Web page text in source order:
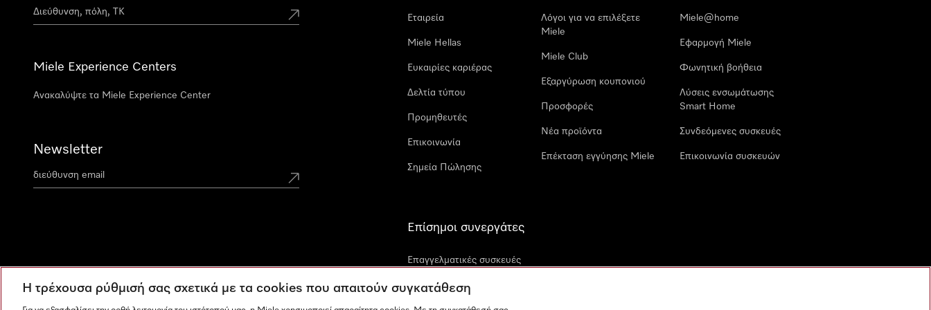
Miele Experience Centers
Ανακαλύψτε τα Miele Experience Center
Newsletter
Εταιρεία
Miele Hellas
Ευκαιρίες καριέρας
Δελτία τύπου
Προμηθευτές
Επικοινωνία
Σημεία Πώλησης
Λόγοι για να επιλέξετε
Miele
Miele Club
Εξαργύρωση κουπονιού
Προσφορές
Νέα προϊόντα
Επέκταση εγγύησης Miele
Miele@home
Εφαρμογή Miele
Φωνητική βοήθεια
Λύσεις ενσωμάτωσης
Smart Home
Συνδεόμενες συσκευές
Επικοινωνία συσκευών
Επίσημοι συνεργάτες
Επαγγελματικές συσκευές
Η τρέχουσα ρύθμισή σας σχετικά με τα cookies που απαιτούν συγκατάθεση